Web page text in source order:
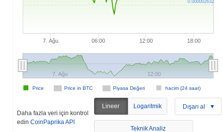
7. Ağu 06:00 12:00 18:00
Price in BTC Piyasa Değeri hacim (24 saat)
Price
7. Ağu 12:00
0.000002632
Daha fazla veri için kontrol
edin CoinPaprika API
Lineer Logaritmik Dışarı al
Teknik Analiz